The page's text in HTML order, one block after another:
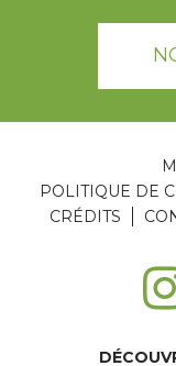
POLITIQUE DE
CRÉDITS